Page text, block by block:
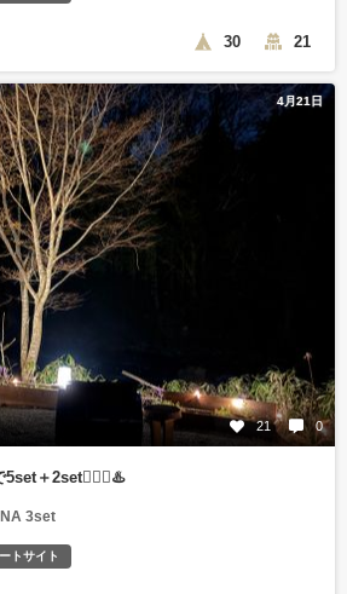
30 21
4月21日
21 0
＋2set🧖🏻‍♀️♨️
3set
トサイト